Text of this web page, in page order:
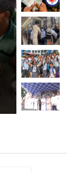
RailOne
लोकप्रिय,
अनारक्षित